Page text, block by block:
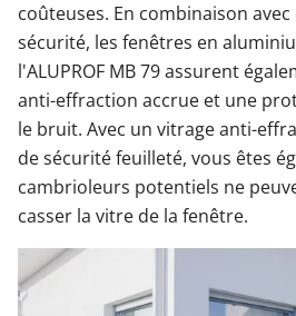
coûteuses. En combinaison
sécurité, les fenêtres en
l'ALUPROF MB 79 assurent
anti-effraction accrue et une
le bruit. Avec un vitrage anti-
de sécurité feuilleté, vous êtes
cambrioleurs potentiels ne
casser la vitre de la fenêtre.